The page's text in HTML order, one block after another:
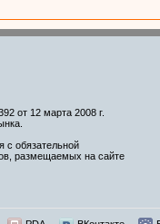
от 12 марта 2008 г.
с обязательной
размещаемых на сайте